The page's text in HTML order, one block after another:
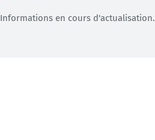
Informations en cours d'actualisation.